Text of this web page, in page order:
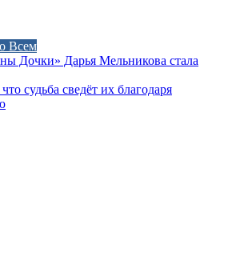
Всем
Дочки» Дарья Мельникова стала
судьба сведёт их благодаря